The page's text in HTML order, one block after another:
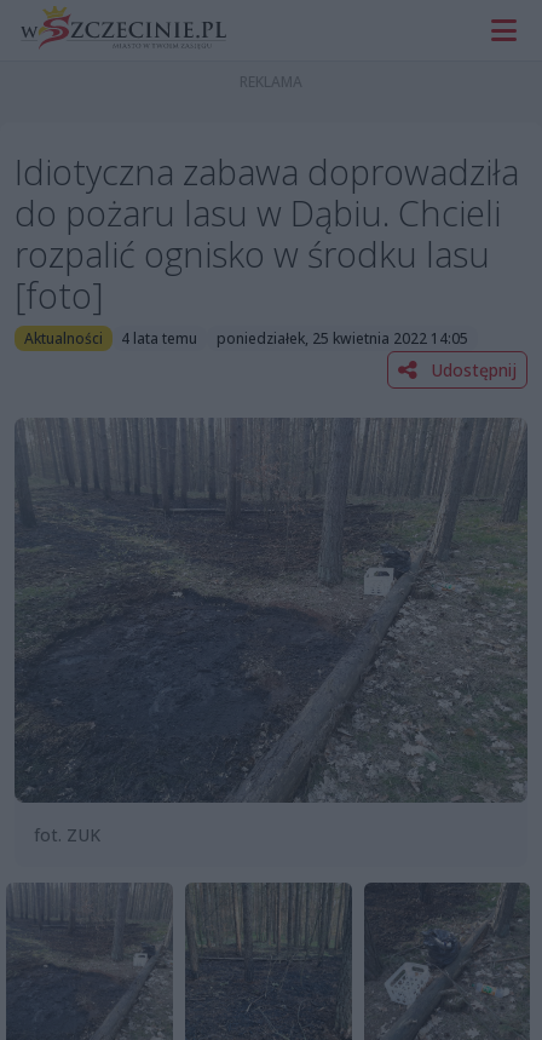
Idiotyczna zabawa doprowadziła
do pożaru lasu w Dąbiu. Chcieli
rozpalić ognisko w środku lasu
[foto]
Aktualności 4 lata temu poniedziałek, 25 kwietnia 2022 14:05
Udostępnij
fot. ZUK